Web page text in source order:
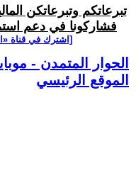
تبرعاتكم وتبرعاتكن
فشاركونا في دعم
[اشترك في قناة
الحوار المتمدن -
الموقع الرئيسي